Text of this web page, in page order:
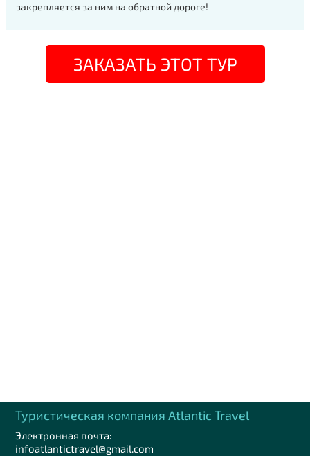
закрепляется за ним на обратной дороге!
ЗАКАЗАТЬ ЭТОТ ТУР
Туристическая компания Аtlantic Travel
Электронная почта:
infoatlantictravel@gmail.com